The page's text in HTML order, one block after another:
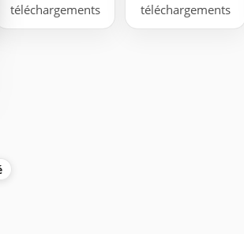
téléchargements
téléchargements